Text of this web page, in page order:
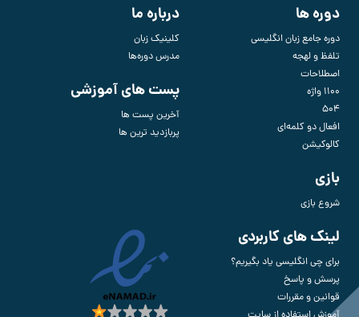
دوره ها
دوره جامع زبان انگلیسی
تلفظ و لهجه
اصطلاحات
1100 واژه
504
افعال دو کلمه‌ای
کالوکیشن
بازی
شروع بازی
درباره ما
کلینیک زبان
مدرس دوره‌ها
پست های آموزشی
آخرین پست ها
پربازدید ترین ها
لینک های کاربردی
برای چی انگلیسی یاد بگیریم؟
پرسش و پاسخ
قوانین و مقررات